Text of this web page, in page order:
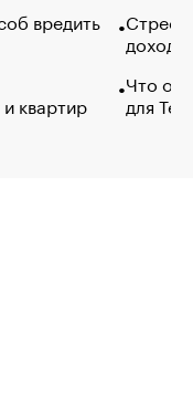
вредить
квартир
Что
для